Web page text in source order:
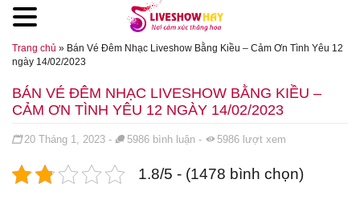
Đến nội dung chính
Trang chủ » Bán Vé Đêm Nhạc Liveshow Bằng Kiều – Cảm Ơn Tình Yêu 12
ngày 14/02/2023
BÁN VÉ ĐÊM NHẠC LIVESHOW BẰNG KIỀU –
CẢM ƠN TÌNH YÊU 12 NGÀY 14/02/2023
Đăng ngày
20 Tháng 1, 2023 - 5986 bình luận - 5986 lượt xem
1.8/5 - (1478 bình chọn)